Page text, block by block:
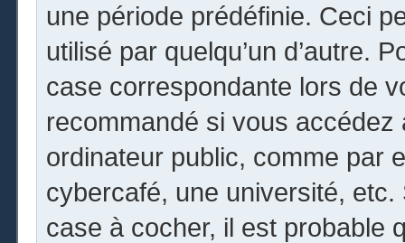
une période prédéfinie. Ceci
utilisé par quelqu’un d’autre.
case correspondante lors de
recommandé si vous accédez
ordinateur public, comme par
cybercafé, une université,
case à cocher, il est probable